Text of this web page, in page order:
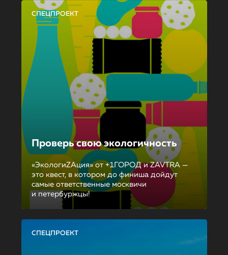
СПЕЦПРОЕКТ
Проверь свою экологичность
«ЭкологиZAция» от +1ГОРОД и ZAVTRA —
это квест, в котором до финиша дойдут
самые ответственные москвичи
и петербуржцы!
СПЕЦПРОЕКТ